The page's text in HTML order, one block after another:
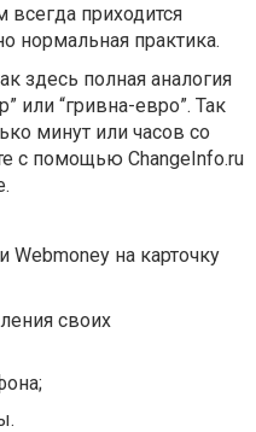
всегда приходится
нормальная практика.
здесь полная аналогия
или “гривна-евро”. Так
минут или часов со
с помощью ChangeInfo.ru
на карточку
своих